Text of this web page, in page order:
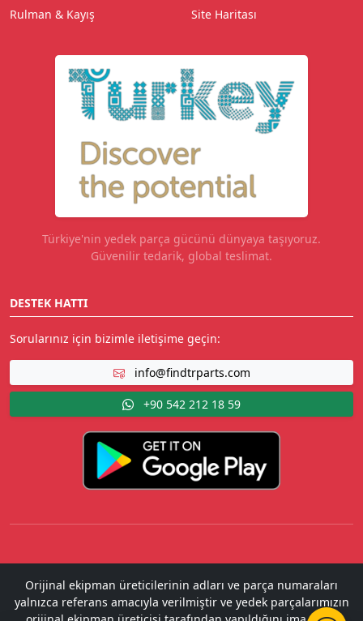
Rulman & Kayış
Site Haritası
Türkiye'nin yedek parça gücünü dünyaya taşıyoruz.
Güvenilir tedarik, global teslimat.
DESTEK HATTI
Sorularınız için bizimle iletişime geçin:
info@findtrparts.com
+90 542 212 18 59
Orijinal ekipman üreticilerinin adları ve parça numaraları
yalnızca referans amacıyla verilmiştir ve yedek parçalarımızın